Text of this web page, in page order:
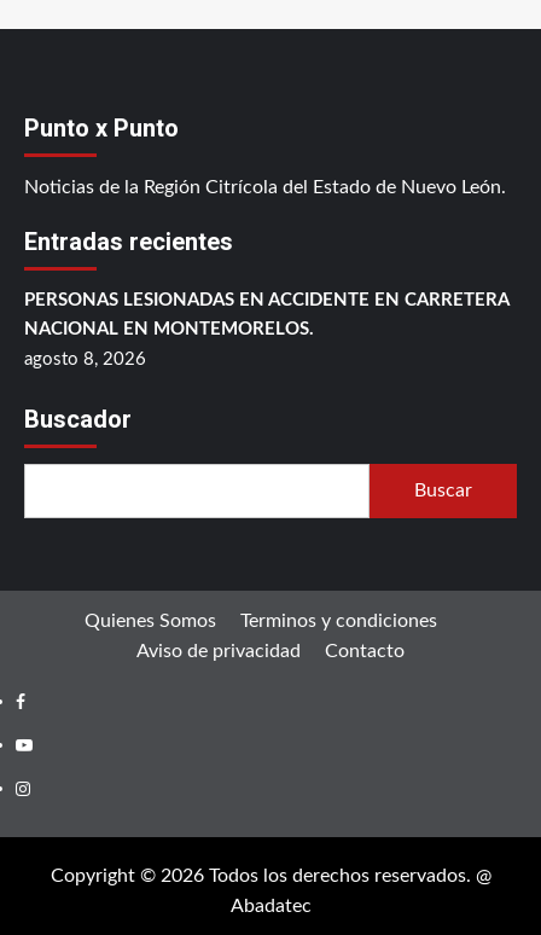
Punto x Punto
Noticias de la Región Citrícola del Estado de Nuevo León.
Entradas recientes
PERSONAS LESIONADAS EN ACCIDENTE EN CARRETERA
NACIONAL EN MONTEMORELOS.
agosto 8, 2026
Buscador
Buscar
Quienes Somos
Terminos y condiciones
Aviso de privacidad
Contacto
Facebook
Youtube
Instagram
Copyright © 2026 Todos los derechos reservados. @
Abadatec